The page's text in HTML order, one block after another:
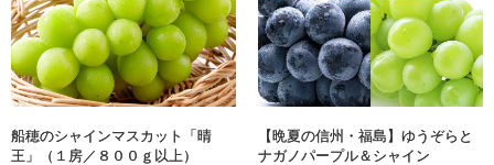
船穂のシャインマスカット「晴
王」（１房／８００ｇ以上）
【晩夏の信州・福島】ゆうぞらと
ナガノパープル＆シャイン